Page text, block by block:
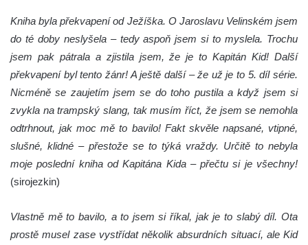
Kniha byla překvapení od Ježíška. O Jaroslavu Velinském jsem
do té doby neslyšela – tedy aspoň jsem si to myslela. Trochu
jsem pak pátrala a zjistila jsem, že je to Kapitán Kid! Další
překvapení byl tento žánr! A ještě další – že už je to 5. díl série.
Nicméně se zaujetím jsem se do toho pustila a když jsem si
zvykla na trampský slang, tak musím říct, že jsem se nemohla
odtrhnout, jak moc mě to bavilo! Fakt skvěle napsané, vtipné,
slušné, klidné – přestože se to týká vraždy. Určitě to nebyla
moje poslední kniha od Kapitána Kida – přečtu si je všechny!
(sirojezkin)
Vlastně mě to bavilo, a to jsem si říkal, jak je to slabý díl. Ota
prostě musel zase vystřídat několik absurdních situací, ale Kid